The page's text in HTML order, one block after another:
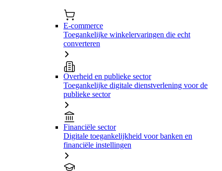
E-commerce
Toegankelijke winkelervaringen die echt
converteren
Overheid en publieke sector
Toegankelijke digitale dienstverlening voor de
publieke sector
Financiële sector
Digitale toegankelijkheid voor banken en
financiële instellingen